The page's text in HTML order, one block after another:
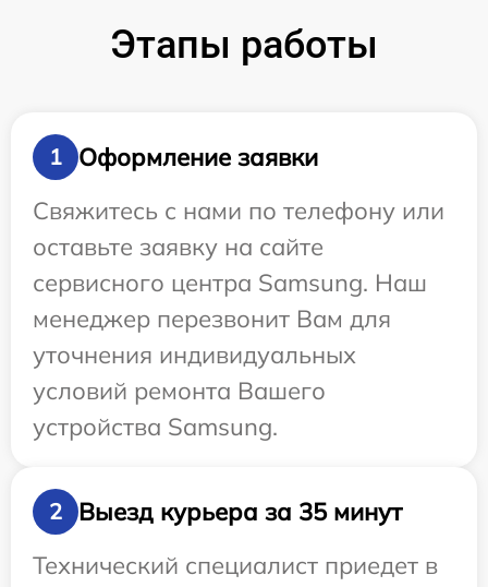
Этапы работы
1
Оформление заявки
Свяжитесь с нами по телефону или
оставьте заявку на сайте
сервисного центра Samsung. Наш
менеджер перезвонит Вам для
уточнения индивидуальных
условий ремонта Вашего
устройства Samsung.
2
Выезд курьера за 35 минут
Технический специалист приедет в